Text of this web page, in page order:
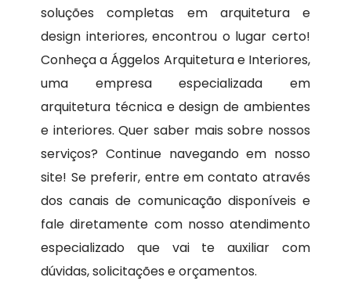
soluções completas em arquitetura e
design interiores, encontrou o lugar certo!
Conheça a Ággelos Arquitetura e Interiores,
uma empresa especializada em
arquitetura técnica e design de ambientes
e interiores. Quer saber mais sobre nossos
serviços? Continue navegando em nosso
site! Se preferir, entre em contato através
dos canais de comunicação disponíveis e
fale diretamente com nosso atendimento
especializado que vai te auxiliar com
dúvidas, solicitações e orçamentos.